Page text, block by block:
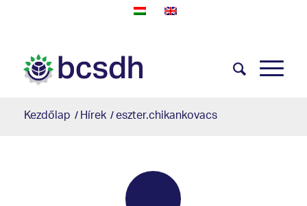
Kezdőlap /Hírek/eszter.chikankovacs